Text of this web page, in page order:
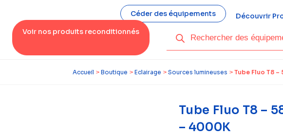
Céder des équipements Découvrir
Voir nos produits reconditionnés
Accueil > Boutique > Eclairage > Sources lumineuses > Tube Fluo T8 –
Tube Fluo T8 –
– 4000K